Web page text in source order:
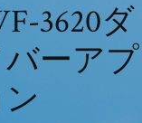
3620ダ
ーアプ